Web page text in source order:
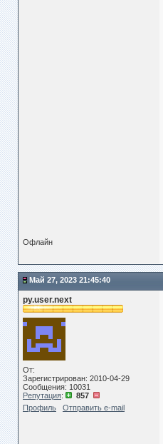
Офлайн
Май 27, 2023 21:45:40
py.user.next
От:
Зарегистрирован: 2010-04-29
Сообщения: 10031
Репутация:
857
Профиль
Отправить e-mail